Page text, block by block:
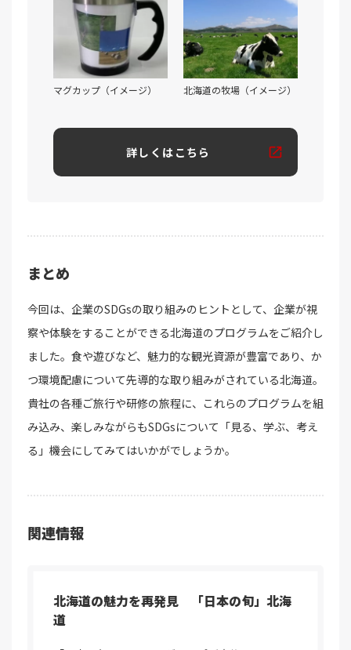
マグカップ（イメージ） 北海道の牧場（イメージ）
詳しくはこちら
まとめ
今回は、企業のSDGsの取り組みのヒントとして、企業が視
察や体験をすることができる北海道のプログラムをご紹介し
ました。食や遊びなど、魅力的な観光資源が豊富であり、か
つ環境配慮について先導的な取り組みがされている北海道。
貴社の各種ご旅行や研修の旅程に、これらのプログラムを組
み込み、楽しみながらもSDGsについて「見る、学ぶ、考え
る」機会にしてみてはいかがでしょうか。
関連情報
北海道の魅力を再発見 「日本の旬」北海
道